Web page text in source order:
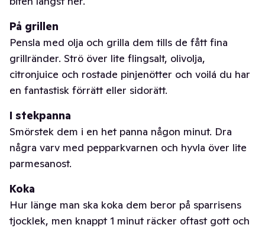
På grillen
Pensla med olja och grilla dem tills de fått fina
grillränder. Strö över lite flingsalt, olivolja,
citronjuice och rostade pinjenötter och voilá du har
en fantastisk förrätt eller sidorätt.
I stekpanna
Smörstek dem i en het panna någon minut. Dra
några varv med pepparkvarnen och hyvla över lite
parmesanost.
Koka
Hur länge man ska koka dem beror på sparrisens
tjocklek, men knappt 1 minut räcker oftast gott och